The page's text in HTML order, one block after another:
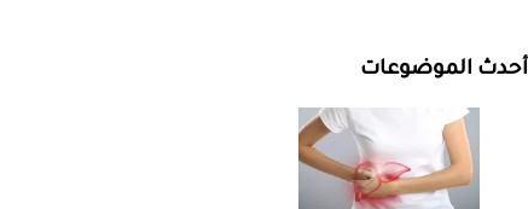
أحدث الموضوعات